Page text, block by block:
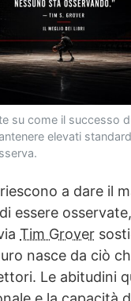
su come il successo
elevati
a dare il
essere
Tim Grover
nasce da ciò
Le abitudini